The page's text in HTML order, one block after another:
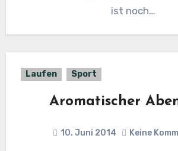
ist noch…
Laufen Sport
Aromatischer
10. Juni 2014 Keine